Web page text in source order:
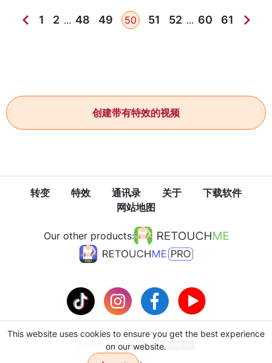
1 2 ... 48 49 50 51 52 ... 60 61
创建带有特效的视频
转变 特效 通讯录 关于
下载软件
网站地图
使用条款
Our other products:
This website uses cookies to ensure you get the best experience
on our website.